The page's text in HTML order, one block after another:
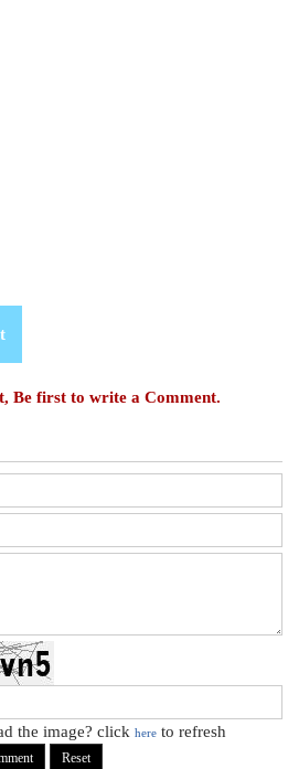
Be first to write a Comment.
the image? clickhere to refresh